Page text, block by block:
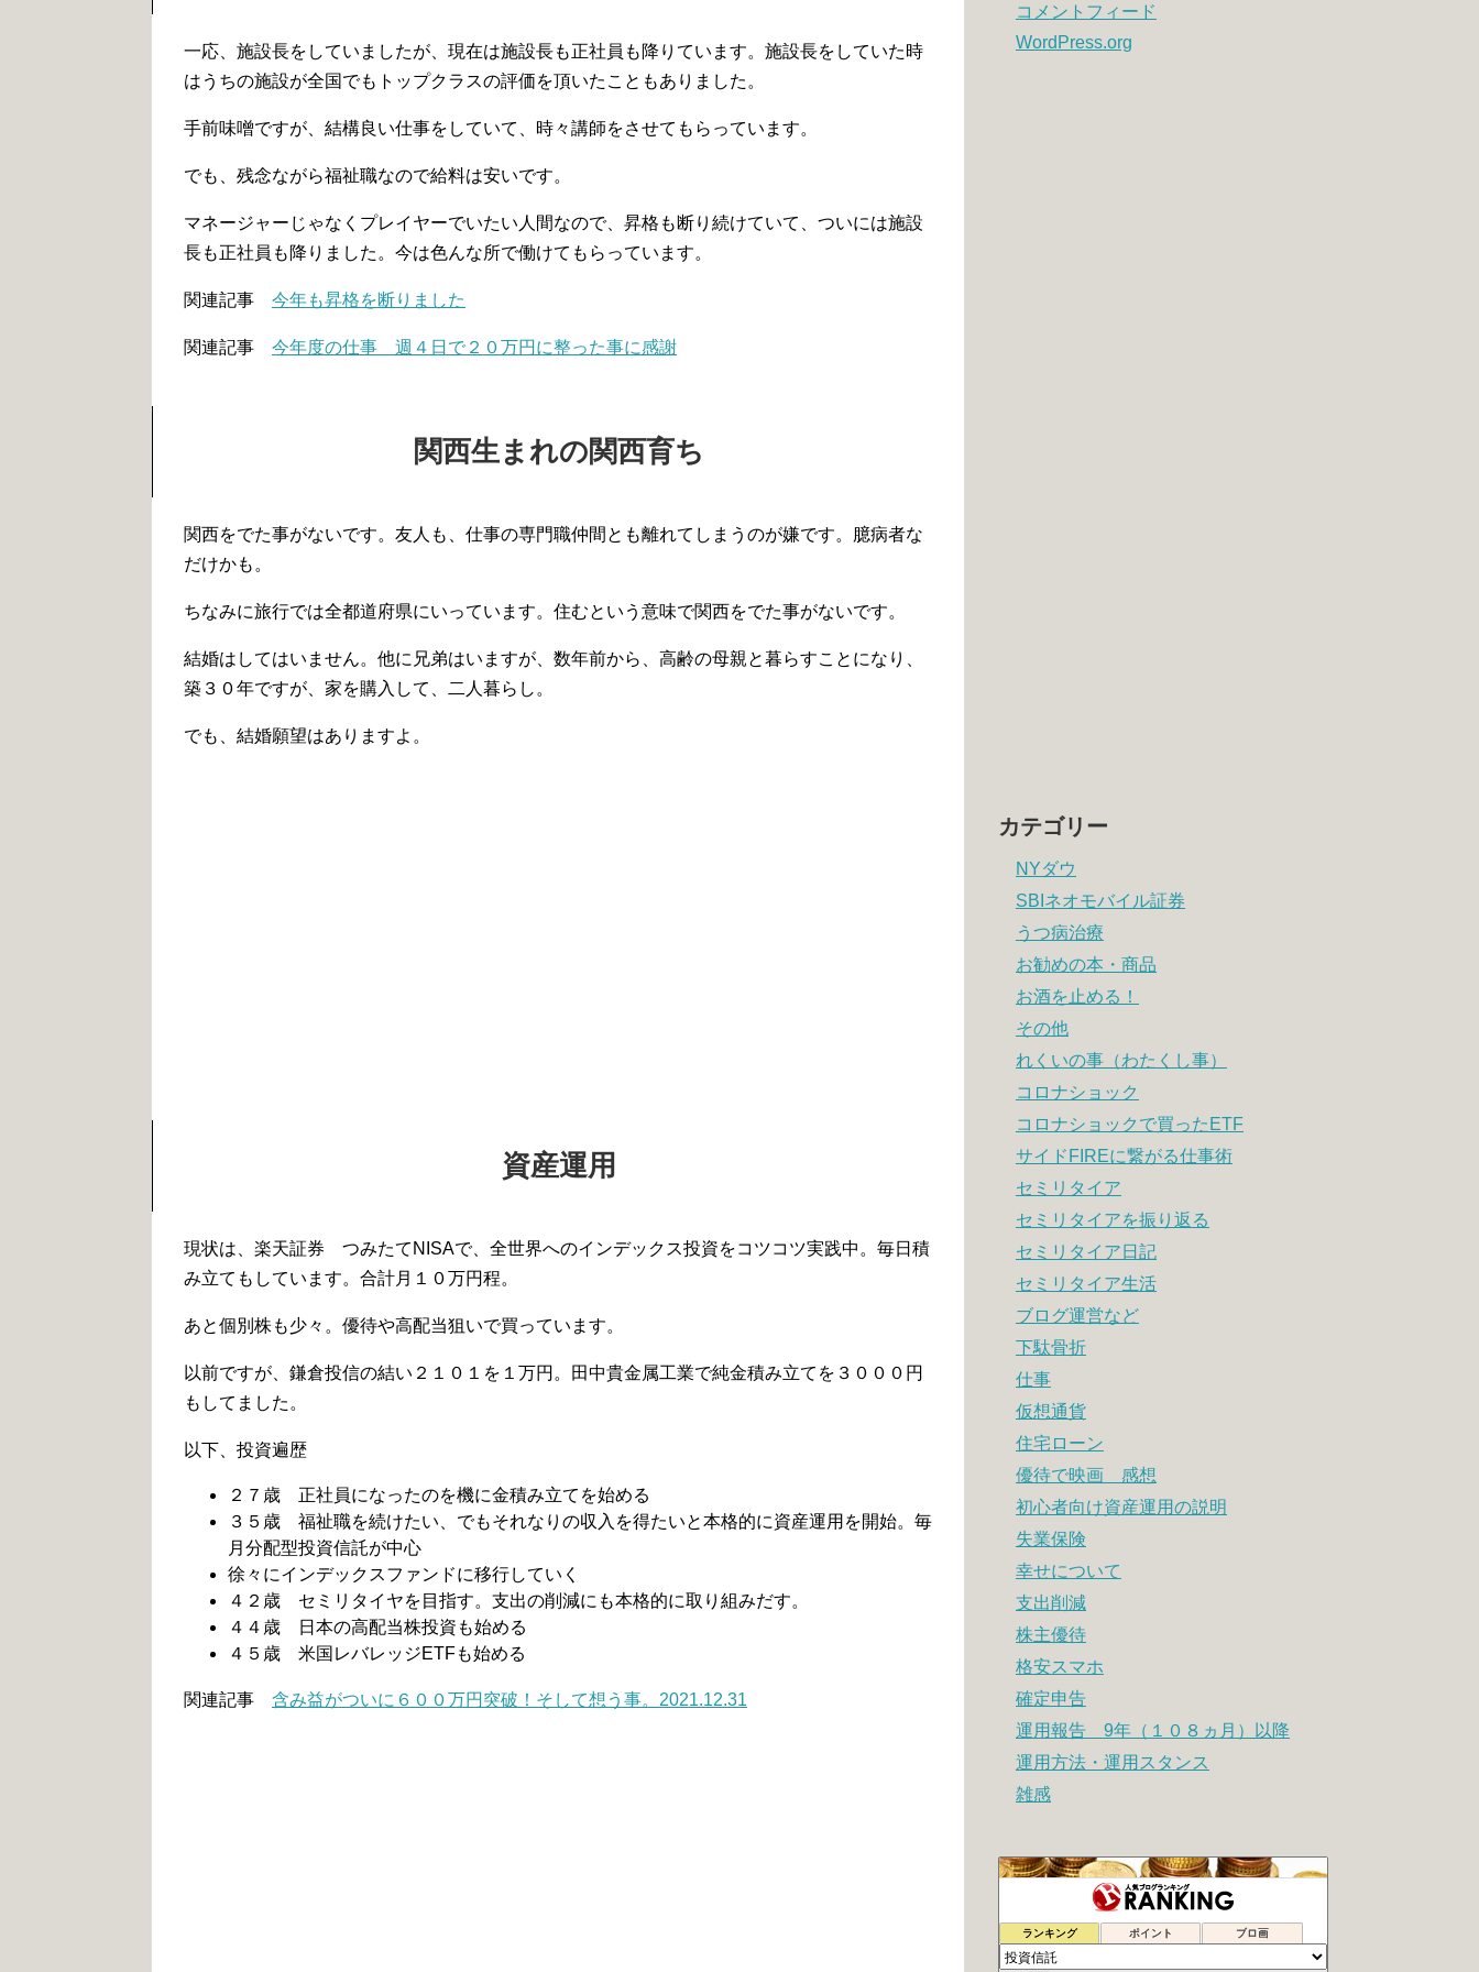
一応、施設長をしていましたが、現在は施設長も正社員も降りています。施設長をしていた時
はうちの施設が全国でもトップクラスの評価を頂いたこともありました。
手前味噌ですが、結構良い仕事をしていて、時々講師をさせてもらっています。
でも、残念ながら福祉職なので給料は安いです。
マネージャーじゃなくプレイヤーでいたい人間なので、昇格も断り続けていて、ついには施設
長も正社員も降りました。今は色んな所で働けてもらっています。
関連記事 今年も昇格を断りました
関連記事 今年度の仕事 週４日で２０万円に整った事に感謝
関西生まれの関西育ち
関西をでた事がないです。友人も、仕事の専門職仲間とも離れてしまうのが嫌です。臆病者な
だけかも。
ちなみに旅行では全都道府県にいっています。住むという意味で関西をでた事がないです。
結婚はしてはいません。他に兄弟はいますが、数年前から、高齢の母親と暮らすことになり、
築３０年ですが、家を購入して、二人暮らし。
でも、結婚願望はありますよ。
資産運用
現状は、楽天証券 つみたてNISAで、全世界へのインデックス投資をコツコツ実践中。毎日積
み立てもしています。合計月１０万円程。
あと個別株も少々。優待や高配当狙いで買っています。
以前ですが、鎌倉投信の結い２１０１を１万円。田中貴金属工業で純金積み立てを３０００円
もしてました。
以下、投資遍歴
２７歳 正社員になったのを機に金積み立てを始める
３５歳 福祉職を続けたい、でもそれなりの収入を得たいと本格的に資産運用を開始。毎
月分配型投資信託が中心
徐々にインデックスファンドに移行していく
４２歳 セミリタイヤを目指す。支出の削減にも本格的に取り組みだす。
４４歳 日本の高配当株投資も始める
４５歳 米国レバレッジETFも始める
関連記事 含み益がついに６００万円突破！そして想う事。2021.12.31
コメントフィード
WordPress.org
カテゴリー
NYダウ
SBIネオモバイル証券
うつ病治療
お勧めの本・商品
お酒を止める！
その他
れくいの事（わたくし事）
コロナショック
コロナショックで買ったETF
サイドFIREに繋がる仕事術
セミリタイア
セミリタイアを振り返る
セミリタイア日記
セミリタイア生活
ブログ運営など
下駄骨折
仕事
仮想通貨
住宅ローン
優待で映画 感想
初心者向け資産運用の説明
失業保険
幸せについて
支出削減
株主優待
格安スマホ
確定申告
運用報告 9年（１０８ヵ月）以降
運用方法・運用スタンス
雑感
ランキング ポイント ブロ画
73位 ITリーマンが一人で目指すFIRE生活
74位 20代から実践！投資で資産運用